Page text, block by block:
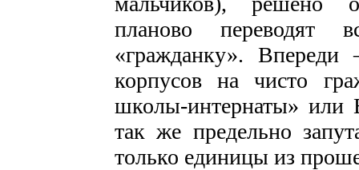
планово переводят
«гражданку». Впереди
корпусов на чисто
школы-интернаты»
так же предельно
только единицы из